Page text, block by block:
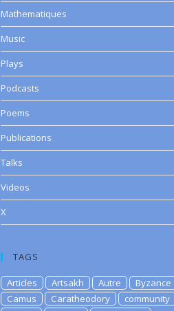
Mathematiques
Music
Plays
Podcasts
Poems
Publications
Talks
Videos
X
TAGS
Articles Artsakh Autre
Byzance
Camus
Caratheodory
community